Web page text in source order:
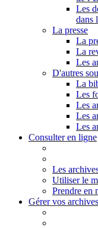
Les
dans
La presse
La
La
Les
D'autres
La
Les
Les
Les
Les
Consulter en ligne
Les
Utiliser le
Prendre en
Gérer vos archives